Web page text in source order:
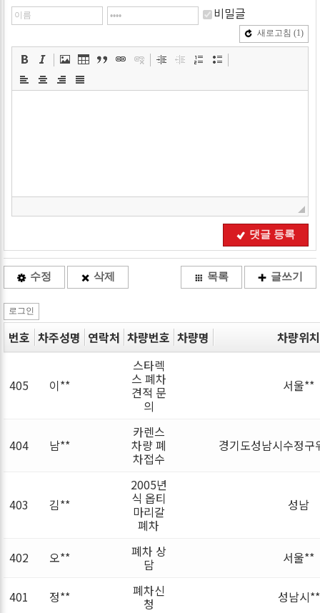
비밀글
새로고침 (1)
댓글 등록
수정 삭제 목록 글쓰기
로그인
번호 차주성명 연락처 차량번호 차량명 차량위치
405 이**
스타렉
스 폐차
견적 문
의
서울**
404 남**
카렌스
차량 폐
차접수
경기도성남시수정
403 김**
2005년
식 옵티
마리갈
폐차
성남
402 오** 폐차 상
담 서울**
401 정** 폐차신
청 성남시**